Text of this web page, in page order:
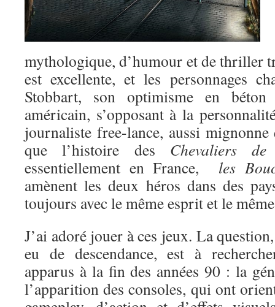
mythologique, d’humour et de thriller
est excellente, et les personnages
Stobbart, son optimisme en
américain, s’opposant à la
journaliste free-lance, aussi
que l’histoire des Chevaliers de
essentiellement en France,
les
amènent les deux héros dans des
toujours avec le même esprit et le
J’ai adoré jouer à ces jeux. La
eu de descendance, est à
apparus à la fin des années 90 : la
l’apparition des consoles, qui ont